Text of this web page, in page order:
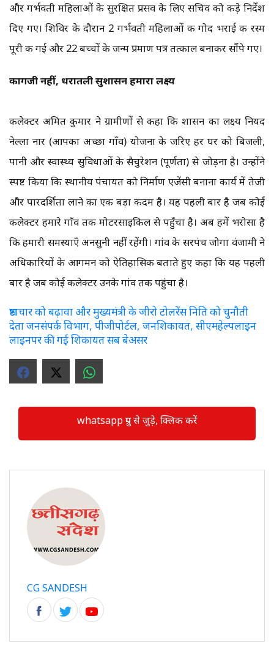
और गर्भवती महिलाओं के सुरक्षित प्रसव के लिए सचिव को कड़े निर्देश
दिए गए। शिविर के दौरान 2 गर्भवती महिलाओं की गोद भराई की रस्म
पूरी की गई और 22 बच्चों के जन्म प्रमाण पत्र तत्काल बनाकर सौंपे गए।
कागजी नहीं, धरातली सुशासन हमारा लक्ष्य
कलेक्टर अमित कुमार ने ग्रामीणों से कहा कि शासन का लक्ष्य नियद
नेल्ला नार (आपका अच्छा गाँव) योजना के जरिए हर घर को बिजली,
पानी और स्वास्थ्य सुविधाओं के सैचुरेशन (पूर्णता) से जोड़ना है। उन्होंने
स्पष्ट किया कि स्थानीय पंचायत को निर्माण एजेंसी बनाना कार्य में तेजी
और पारदर्शिता लाने का एक बड़ा कदम है। यह पहली बार है जब कोई
कलेक्टर हमारे गाँव तक मोटरसाइकिल से पहुँचा है। अब हमें भरोसा है
कि हमारी समस्याएँ अनसुनी नहीं रहेंगी। गांव के सरपंच जोगा वंजामी ने
अधिकारियों के आगमन को ऐतिहासिक बताते हुए कहा कि यह पहली
बार है जब कोई कलेक्टर उनके गांव तक पहुंचा है।
भ्रष्टाचार को बढ़ावा और मुख्यमंत्री के जीरो टोलरेंस निति को चुनौती
देता जनसंपर्क विभाग, पीजीपोर्टल, जनशिकायत, सीएमहेल्पलाइन
लाइनपर की गई शिकायत सब बेअसर
whatsapp ग्रुप से जुड़े, क्लिक करें
CG SANDESH